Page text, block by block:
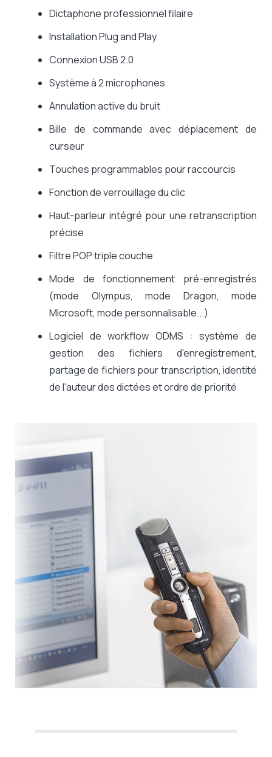
Dictaphone professionnel filaire
Installation Plug and Play
Connexion USB 2.0
Système à 2 microphones
Annulation active du bruit
Bille de commande avec déplacement de
curseur
Touches programmables pour raccourcis
Fonction de verrouillage du clic
Haut-parleur intégré pour une retranscription
précise
Filtre POP triple couche
Mode de fonctionnement pré-enregistrés
(mode Olympus, mode Dragon, mode
Microsoft, mode personnalisable...)
Logiciel de workflow ODMS : système de
gestion des fichiers d'enregistrement,
partage de fichiers pour transcription, identité
de l'auteur des dictées et ordre de priorité